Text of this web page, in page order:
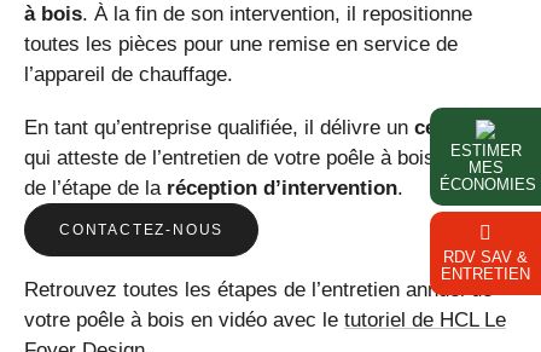
ESTIMER
MES
ÉCONOMIES
RDV SAV &
ENTRETIEN
à bois. À la fin de son intervention, il repositionne
toutes les pièces pour une remise en service de
l’appareil de chauffage.
En tant qu’entreprise qualifiée, il délivre un certificat
qui atteste de l’entretien de votre poêle à bois. Il s’agit
de l’étape de la réception d’intervention.
CONTACTEZ-NOUS
Retrouvez toutes les étapes de l’entretien annuel de
votre poêle à bois en vidéo avec le tutoriel de HCL Le